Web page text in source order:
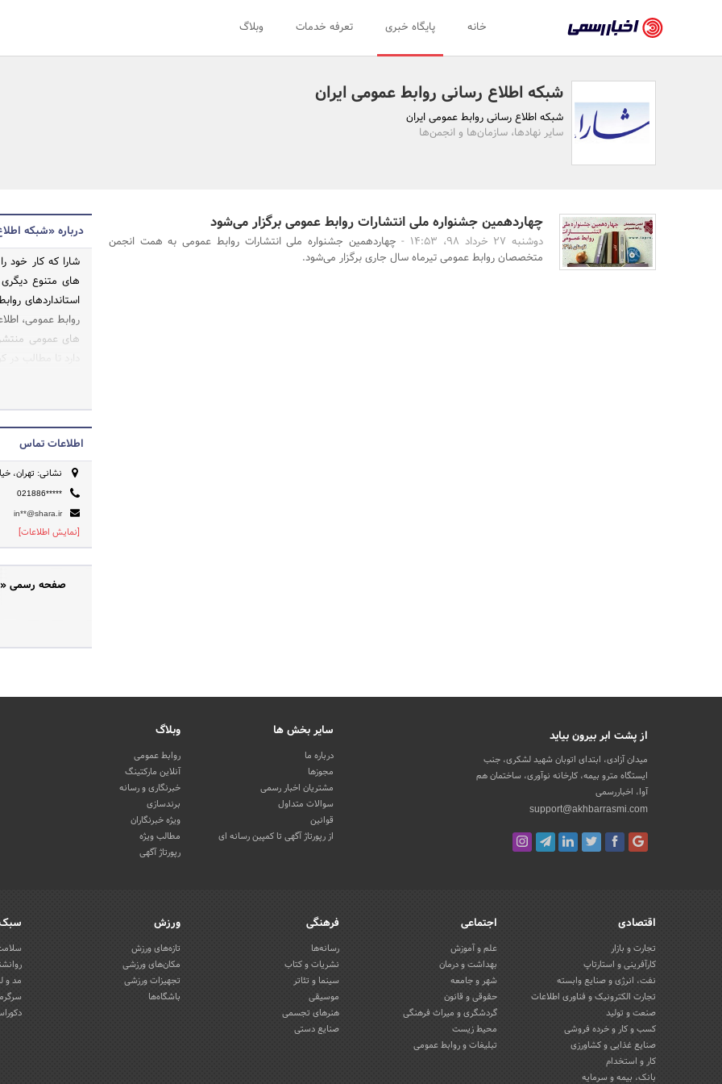
رسمی
اخبار
تایید
سازمان‌ها
و
روابط
خانه پایگاه خبری تعرفه خدمات وبلاگ
شبکه اطلاع رسانی روابط عمومی ایران
شبکه اطلاع رسانی روابط عمومی ایران
سایر نهادها، سازمان‌ها و انجمن‌ها
چهاردهمین جشنواره ملی انتشارات روابط عمومی برگزار می‌شود
دوشنبه 27 خرداد 98، 14:53 -
چهاردهمین جشنواره ملی انتشارات روابط عمومی به همت انجمن
متخصصان روابط عمومی تیرماه سال جاری برگزار می‌شود.
درباره «شبکه
های متنوع
استانداردهای
روابط عمومی،
های عمومی منتشر
آخرین مباحث
اطلاعات تماس
نشانی: تهران،
021886*****
in**@shara.ir
[نمایش اطلاعات]
صفحه رسمی
از پشت ابر بیرون بیاید
میدان آزادی، ابتدای اتوبان شهید لشکری، جنب
ایستگاه مترو بیمه، کارخانه نوآوری، ساختمان هم
آوا، اخباررسمی
support@akhbarrasmi.com
سایر بخش ها
درباره ما
مجوزها
مشتریان اخبار رسمی
سوالات متداول
قوانین
از رپورتاژ آگهی تا کمپین رسانه ای
وبلاگ
روابط عمومی
آنلاین مارکتینگ
خبرنگاری و رسانه
برندسازی
ویژه خبرنگاران
مطالب ویژه
رپورتاژ آگهی
اقتصادی
تجارت و بازار
کارآفرینی و استارتاپ
نفت، انرژی و صنایع وابسته
تجارت الکترونیک و فناوری اطلاعات
صنعت و تولید
کسب و کار و خرده فروشی
صنایع غذایی و کشاورزی
کار و استخدام
بانک، بیمه و سرمایه
اجتماعی
علم و آموزش
بهداشت و درمان
شهر و جامعه
حقوقی و قانون
گردشگری و میراث فرهنگی
محیط زیست
تبلیغات و روابط عمومی
فرهنگی
رسانه‌ها
نشریات و کتاب
سینما و تئاتر
موسیقی
هنرهای تجسمی
صنایع دستی
ورزش
تازه‌های ورزش
مکان‌های ورزشی
تجهیزات ورزشی
باشگاه‌ها
مد و